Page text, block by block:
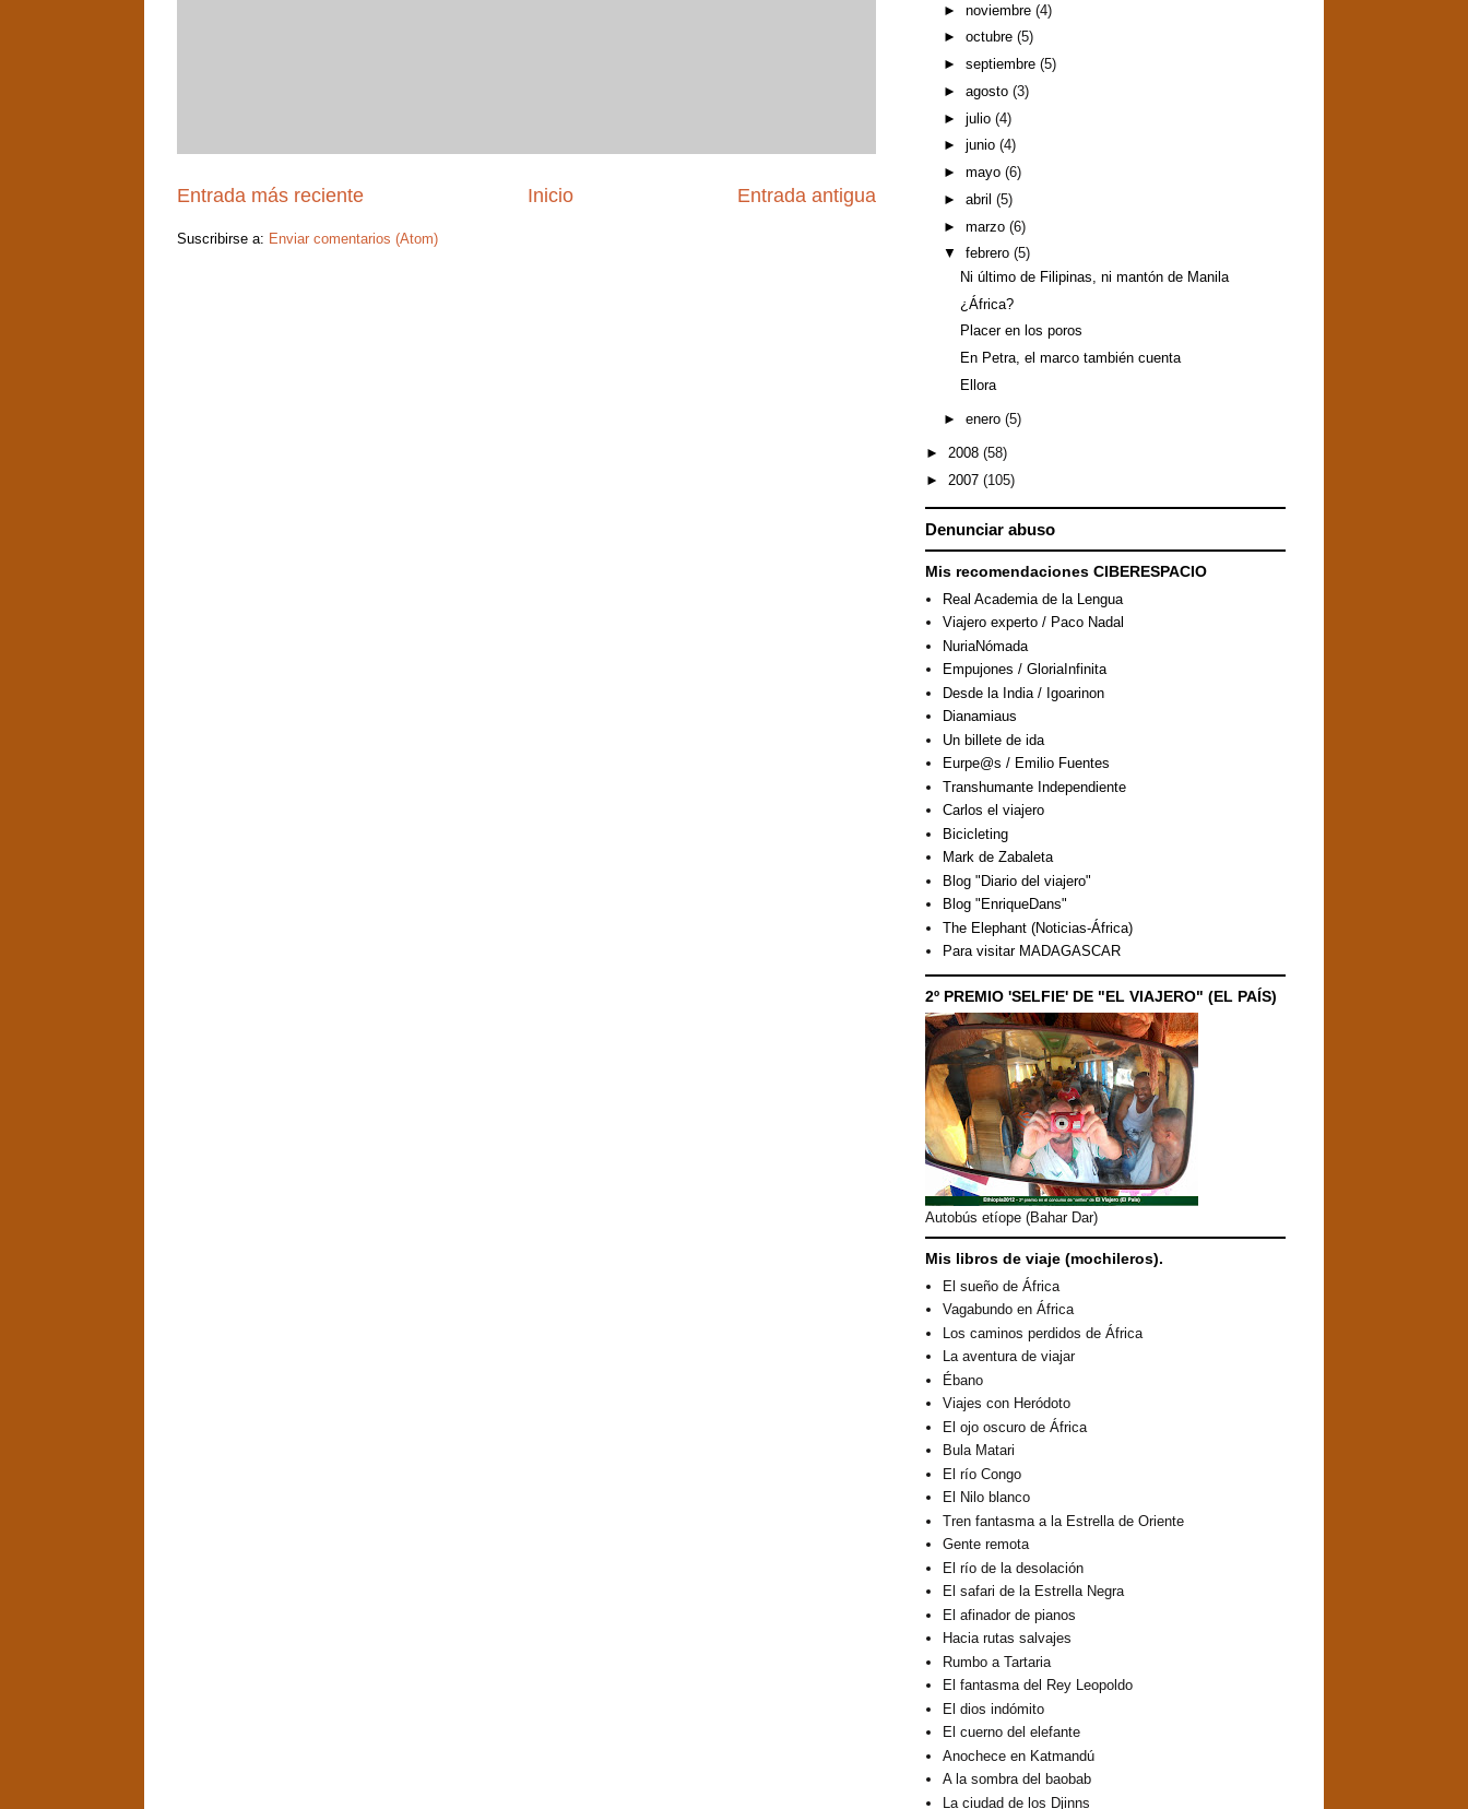
Entrada más reciente Entrada antigua
Inicio
Suscribirse a: Enviar comentarios (Atom)
► noviembre (4)
► octubre (5)
► septiembre (5)
► agosto (3)
► julio (4)
► junio (4)
► mayo (6)
► abril (5)
► marzo (6)
▼ febrero (5)
Ni último de Filipinas, ni mantón de Manila
¿África?
Placer en los poros
En Petra, el marco también cuenta
Ellora
► enero (5)
► 2008 (58)
► 2007 (105)
Denunciar abuso
Mis recomendaciones CIBERESPACIO
Real Academia de la Lengua
Viajero experto / Paco Nadal
NuriaNómada
Empujones / GloriaInfinita
Desde la India / Igoarinon
Dianamiaus
Un billete de ida
Eurpe@s / Emilio Fuentes
Transhumante Independiente
Carlos el viajero
Bicicleting
Mark de Zabaleta
Blog "Diario del viajero"
Blog "EnriqueDans"
The Elephant (Noticias-África)
Para visitar MADAGASCAR
2º PREMIO 'SELFIE' DE "EL VIAJERO" (EL PAÍS)
Autobús etíope (Bahar Dar)
Mis libros de viaje (mochileros).
El sueño de África
Vagabundo en África
Los caminos perdidos de África
La aventura de viajar
Ébano
Viajes con Heródoto
El ojo oscuro de África
Bula Matari
El río Congo
El Nilo blanco
Tren fantasma a la Estrella de Oriente
Gente remota
El río de la desolación
El safari de la Estrella Negra
El afinador de pianos
Hacia rutas salvajes
Rumbo a Tartaria
El fantasma del Rey Leopoldo
El dios indómito
El cuerno del elefante
Anochece en Katmandú
A la sombra del baobab
La ciudad de los Djinns